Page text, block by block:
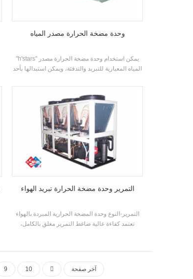
وحدة مضخة الحرارة مصدر المياه
"h'stars" يمكن استخدام وحدة مضخة الحرارة مصدر
المياه المعيارية للتبريد والتدفئة، ويمكن استبدالها بأحد
الهواء النظام؛ سعة التبريد كافية، والكفاءة مرتفعة،
التمرير وحدة مضخة الحرارة تبريد الهواء
التمرير-النوع وحدة المضخة الحرارية المبردة بالهواء
تعتمد كفاءة عالية ضاغط التمرير مغلق بالكامل،
9 10 آخر صفحة